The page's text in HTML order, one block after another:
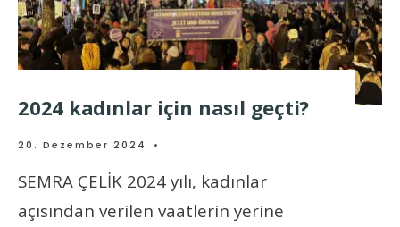
2024 kadınlar için nasıl geçti?
20. Dezember 2024 •
SEMRA ÇELİK 2024 yılı, kadınlar
açısından verilen vaatlerin yerine